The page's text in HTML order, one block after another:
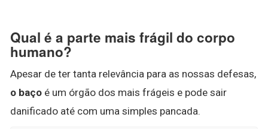
Qual é a parte mais frágil do corpo
humano?
Apesar de ter tanta relevância para as nossas defesas,
o baço é um órgão dos mais frágeis e pode sair
danificado até com uma simples pancada.